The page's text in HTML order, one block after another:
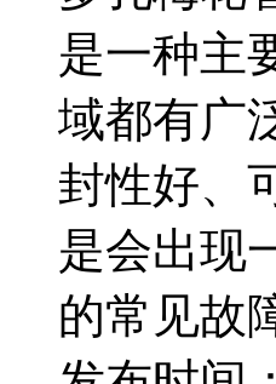
是一种主
域都有广
封性好、
是会出现
的常见故